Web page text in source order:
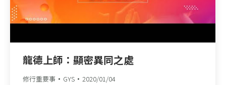
龍德上師：顯密異同之處
修行重要事 GYS 2020/01/04